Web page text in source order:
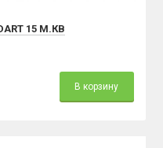
15 М.КВ
В корзину